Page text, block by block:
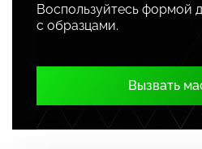
Воспользуйтесь формой
с образцами.
Вызвать